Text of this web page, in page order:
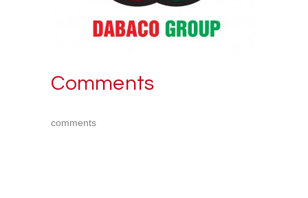
Comments
comments